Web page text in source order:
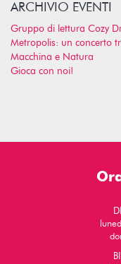
ARCHIVIO EVENTI
Gruppo di lettura Cozy
Metropolis: un concerto
Macchina e Natura
Gioca con noi!